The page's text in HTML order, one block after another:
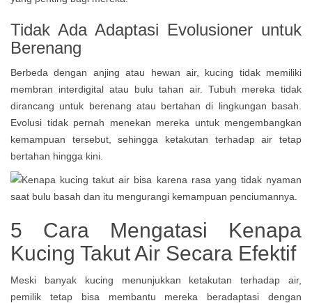
Tidak Ada Adaptasi Evolusioner untuk
Berenang
Berbeda dengan anjing atau hewan air, kucing tidak memiliki
membran interdigital atau bulu tahan air. Tubuh mereka tidak
dirancang untuk berenang atau bertahan di lingkungan basah.
Evolusi tidak pernah menekan mereka untuk mengembangkan
kemampuan tersebut, sehingga ketakutan terhadap air tetap
bertahan hingga kini.
5 Cara Mengatasi Kenapa
Kucing Takut Air Secara Efektif
Meski banyak kucing menunjukkan ketakutan terhadap air,
pemilik tetap bisa membantu mereka beradaptasi dengan